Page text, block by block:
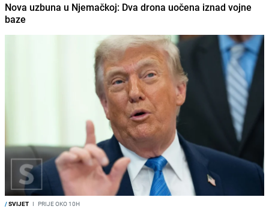
Nova uzbuna u Njemačkoj: Dva drona uočena iznad vojne
baze
/SVIJET I PRIJE OKO 10H